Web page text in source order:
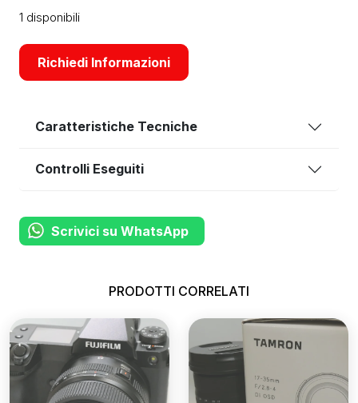
1 disponibili
Richiedi Informazioni
Caratteristiche Tecniche
Controlli Eseguiti
Scrivici su WhatsApp
PRODOTTI CORRELATI